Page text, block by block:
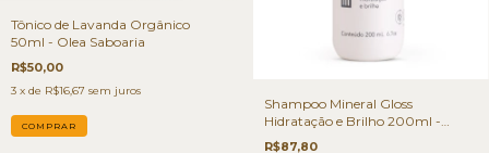
Tônico de Lavanda Orgânico
50ml - Olea Saboaria
R$50,00
3 x de R$16,67 sem juros
Shampoo Mineral Gloss
Hidratação e Brilho 200ml -
Elemento Mineral
R$87,80